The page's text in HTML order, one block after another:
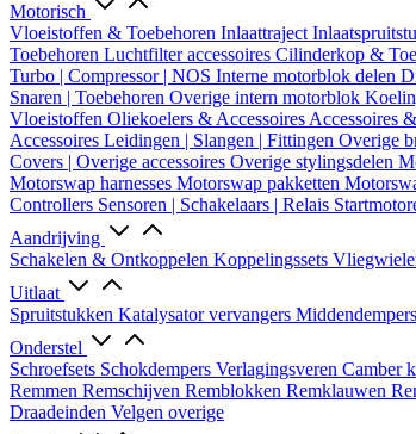
Motorisch
Vloeistoffen & Toebehoren Inlaattraject
Toebehoren Luchtfilter accessoires Cilinderkop &
Turbo | Compressor | NOS Interne motorblok delen
Snaren | Toebehoren Overige intern motorblok
Vloeistoffen Oliekoelers & Accessoires Accessoires
Accessoires Leidingen | Slangen | Fittingen Overige
Covers | Overige accessoires Overige stylingsdelen
Motorswap harnesses Motorswap pakketten
Controllers Sensoren | Schakelaars | Relais
Aandrijving
Schakelen & Ontkoppelen Koppelingssets
Uitlaat
Spruitstukken Katalysator vervangers Middendempers
Onderstel
Schroefsets Schokdempers Verlagingsveren Camber
Remmen Remschijven Remblokken Remklauwen
Draadeinden Velgen overige